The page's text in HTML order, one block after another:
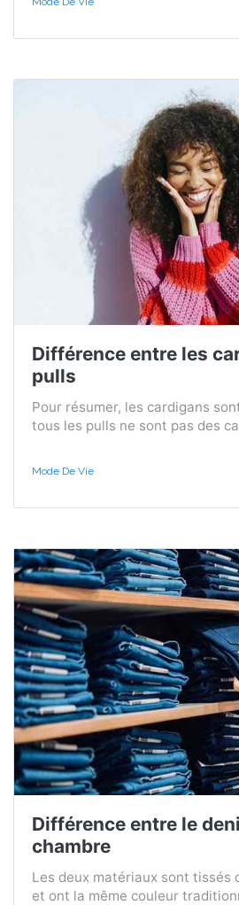
Différence entre les
pulls
Pour résumer, les cardigans
tous les pulls ne sont pas des
Mode De Vie
Différence entre le
chambre
Les deux matériaux sont tissés
et ont la même couleur